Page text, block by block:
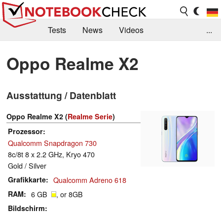
Tests News
Videos
Kaufberatung
Deals Suche
Forum
...
Oppo Realme X2
Ausstattung / Datenblatt
Oppo Realme X2 (Realme Serie)
Prozessor
Qualcomm Snapdragon 730
8c/8t 8 x 2.2 GHz, Kryo 470
Gold / Silver
Grafikkarte Qualcomm Adreno 618
RAM 6 GB , or 8GB
Bildschirm